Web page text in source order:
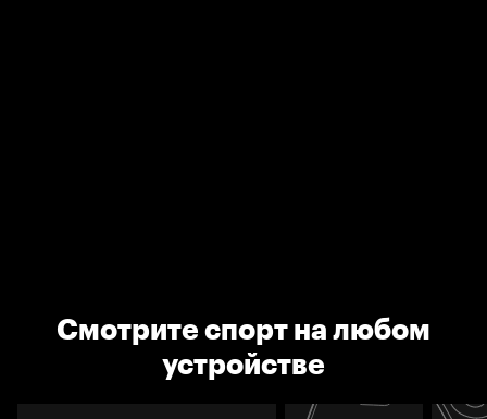
Смотрите спорт на любом
устройстве